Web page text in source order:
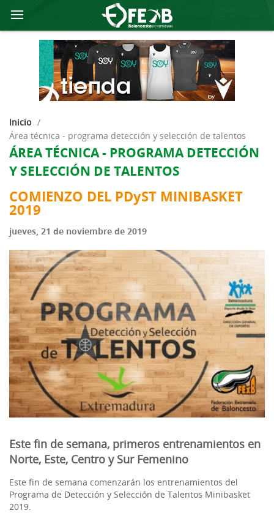
Inicio /
área técnica - programa detección y selección de talentos
ÁREA TÉCNICA - PROGRAMA DETECCIÓN
Y SELECCIÓN DE TALENTOS
COMIENZO DEL PDyST MINIBASKET
2019
jueves, 21 de noviembre de 2019
Este fin de semana, primeros entrenamientos en
Norte, Este, Centro y Sur Femenino
Este fin de semana comenzarán los entrenamientos del
Programa de Detección y Selección de Talentos Minibasket
2019.